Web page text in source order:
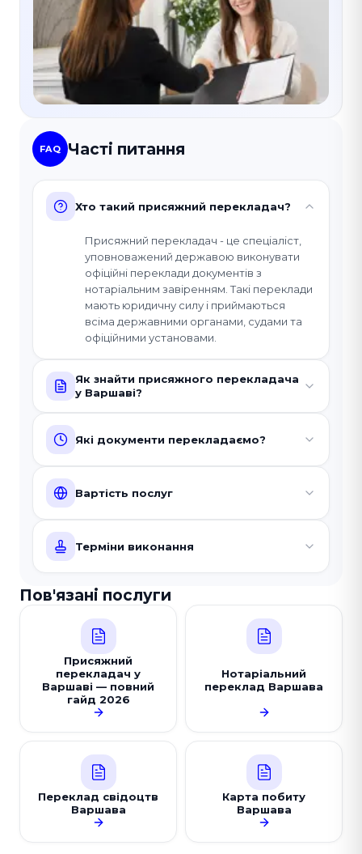
FAQ Часті питання
Хто такий присяжний перекладач?
Присяжний перекладач - це спеціаліст,
уповноважений державою виконувати
офіційні переклади документів з
нотаріальним завіренням. Такі переклади
мають юридичну силу і приймаються
всіма державними органами, судами та
офіційними установами.
Як знайти присяжного перекладача
у Варшаві?
Які документи перекладаємо?
Вартість послуг
Терміни виконання
Пов'язані послуги
Присяжний
перекладач у
Варшаві — повний
гайд 2026
Нотаріальний
переклад Варшава
Переклад свідоцтв
Варшава
Карта побиту
Варшава